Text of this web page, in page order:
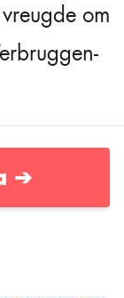
om
➔